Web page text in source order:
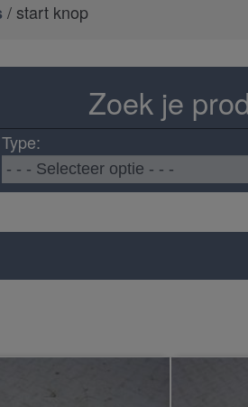
/ start knop
Zoek je
Type: